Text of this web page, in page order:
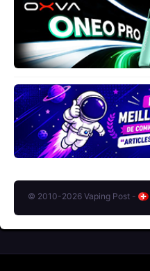
© 2010-2026 Vaping Post -